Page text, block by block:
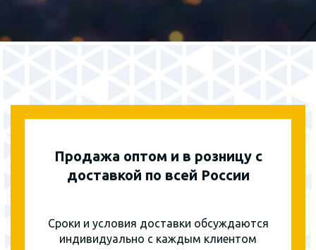
Продажа оптом и в розницу с
доставкой по всей России
Сроки и условия доставки обсуждаются
индивидуально с каждым клиентом